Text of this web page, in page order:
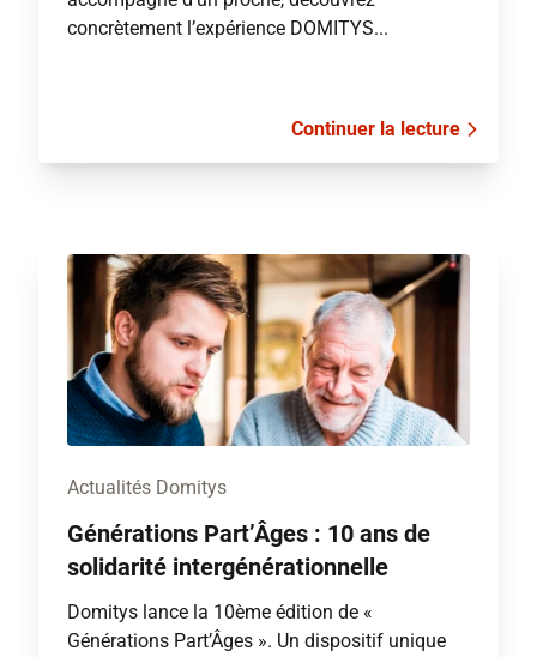
concrètement l’expérience DOMITYS...
Continuer la lecture
Actualités Domitys
Générations Part’Âges : 10 ans de
solidarité intergénérationnelle
Domitys lance la 10ème édition de «
Générations Part’Âges ». Un dispositif unique